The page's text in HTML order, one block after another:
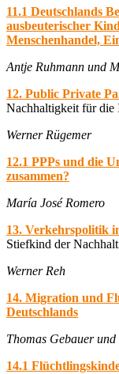
11.1 Deutschlands
ausbeuterischer
Menschenhandel,
Antje Ruhmann und
12. Public Private
Nachhaltigkeit für die
Werner Rügemer
12.1 PPPs und die
zusammen?
María José Romero
13. Verkehrspolitik
Stiefkind der
Werner Reh
14. Migration und
Deutschlands
Thomas Gebauer
14.1